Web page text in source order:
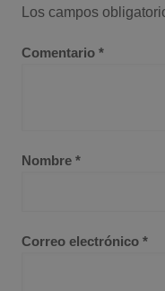
Los campos
Comentario *
Nombre *
Correo electrónico *